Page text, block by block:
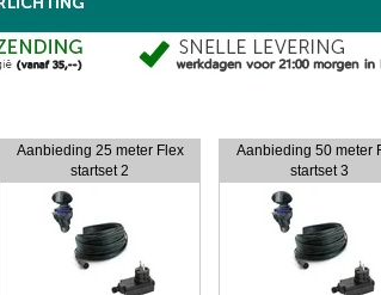
Aanbieding 25 meter Flex
startset 2
Aanbieding 50 meter
startset 3